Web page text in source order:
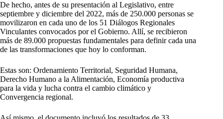
De hecho, antes de su presentación al Legislativo, entre
septiembre y diciembre del 2022, más de 250.000 personas se
movilizaron en cada uno de los 51 Diálogos Regionales
Vinculantes convocados por el Gobierno. Allí, se recibieron
más de 89.000 propuestas fundamentales para definir cada una
de las transformaciones que hoy lo conforman.
Estas son: Ordenamiento Territorial, Seguridad Humana,
Derecho Humano a la Alimentación, Economía productiva
para la vida y lucha contra el cambio climático y
Convergencia regional.